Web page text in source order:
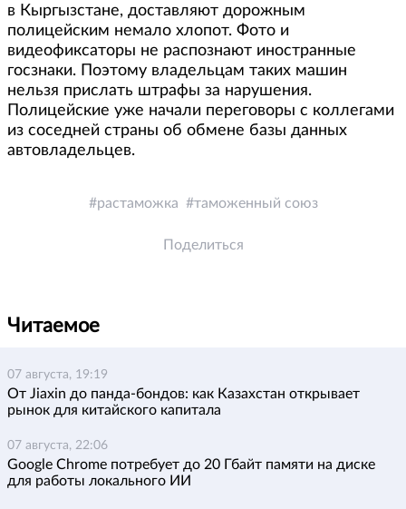
в Кыргызстане, доставляют дорожным
полицейским немало хлопот. Фото и
видеофиксаторы не распознают иностранные
госзнаки. Поэтому владельцам таких машин
нельзя прислать штрафы за нарушения.
Полицейские уже начали переговоры с коллегами
из соседней страны об обмене базы данных
автовладельцев.
растаможка таможенный союз
Поделиться
Читаемое
07 августа, 19:19
От Jiaxin до панда-бондов: как Казахстан открывает
рынок для китайского капитала
07 августа, 22:06
Google Chrome потребует до 20 Гбайт памяти на диске
для работы локального ИИ